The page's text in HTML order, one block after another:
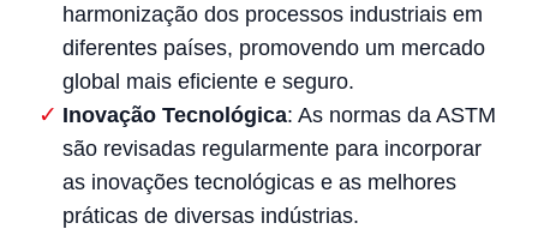
harmonização dos processos industriais em
diferentes países, promovendo um mercado
global mais eficiente e seguro.
Inovação Tecnológica: As normas da ASTM
são revisadas regularmente para incorporar
as inovações tecnológicas e as melhores
práticas de diversas indústrias.